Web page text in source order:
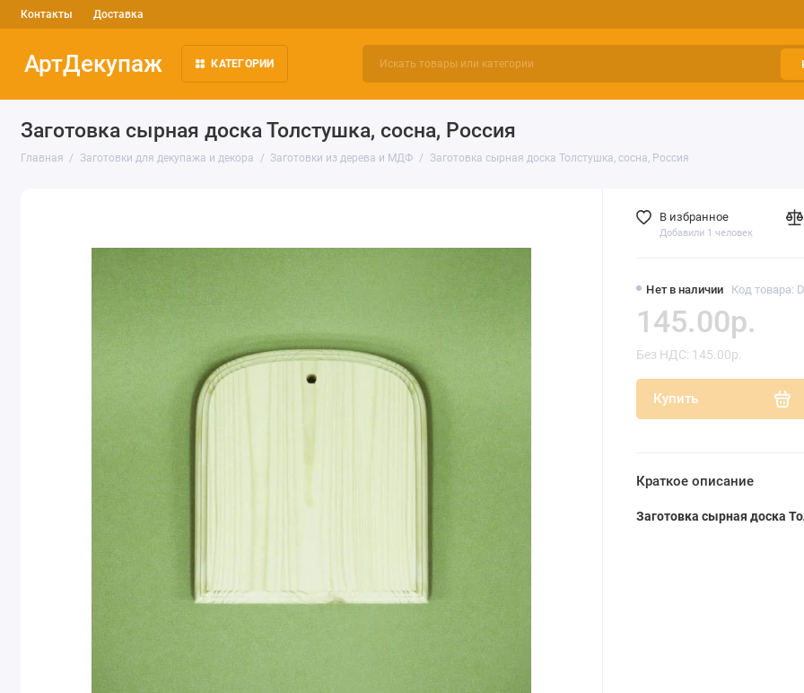
Контакты Доставка
АртДекупаж КАТЕГОРИИ
Заготовка сырная доска Толстушка, сосна, Россия
Главная Заготовки для декупажа и декора Заготовки из дерева и МДФ Заготовка сырная доска Толстушка, сосна, Россия
Нет в наличии Код товара:
145.00р.
Без НДС: 145.00р.
Купить
В избранное
Добавили 1 человек
Краткое описание
Заготовка сырная доска